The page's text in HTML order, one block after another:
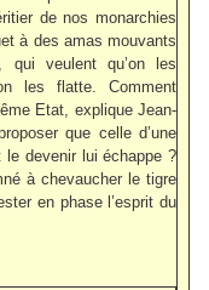
de nos monarchies
à des amas mouvants
qui veulent qu’on les
les flatte. Comment
Etat, explique Jean-
que celle d’une
le devenir lui échappe ?
à chevaucher le tigre
en phase l’esprit du